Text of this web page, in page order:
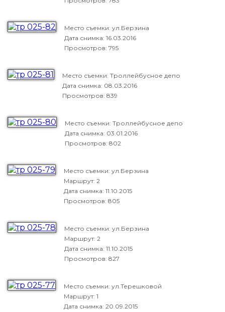
Место съемки: ул.Берзина
Дата снимка: 16.03.2016
Просмотров: 795
Место съемки: Троллейбусное депо
Дата снимка: 08.03.2016
Просмотров: 839
Место съемки: Троллейбусное депо
Дата снимка: 03.01.2016
Просмотров: 802
Место съемки: ул.Берзина
Маршрут: 2
Дата снимка: 11.10.2015
Просмотров: 805
Место съемки: ул.Берзина
Маршрут: 2
Дата снимка: 11.10.2015
Просмотров: 827
Место съемки: ул.Терешковой
Маршрут: 1
Дата снимка: 20.09.2015